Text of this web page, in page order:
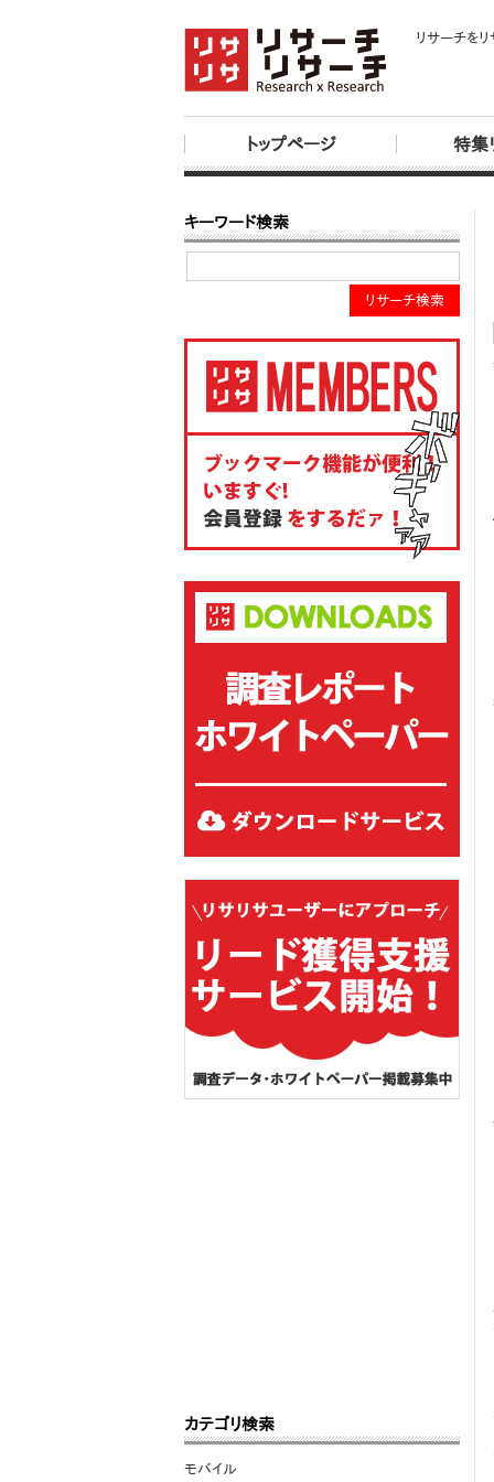
リサーチを
トップページ 特集
キーワード検索
リサーチ検索
カテゴリ検索
モバイル